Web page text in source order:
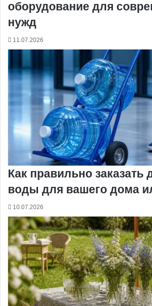
оборудование для
нужд
11.07.2026
Как правильно заказать
воды для вашего дома
10.07.2026